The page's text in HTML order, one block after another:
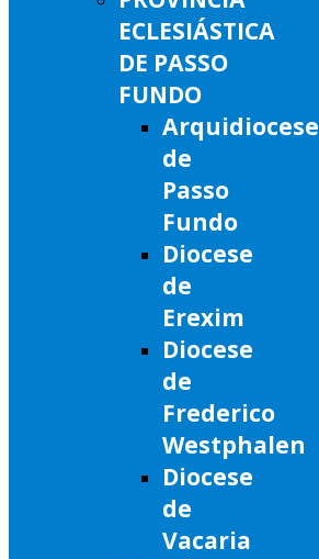
ECLESIÁSTICA
DE PASSO
FUNDO
Arquidiocese
de
Passo
Fundo
Diocese
de
Erexim
Diocese
de
Frederico
Westphalen
Diocese
de
Vacaria